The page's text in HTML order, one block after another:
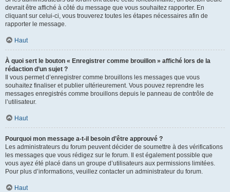
devrait être affiché à côté du message que vous souhaitez rapporter. En
cliquant sur celui-ci, vous trouverez toutes les étapes nécessaires afin de
rapporter le message.
Haut
À quoi sert le bouton « Enregistrer comme brouillon » affiché lors de la
rédaction d’un sujet ?
Il vous permet d’enregistrer comme brouillons les messages que vous
souhaitez finaliser et publier ultérieurement. Vous pouvez reprendre les
messages enregistrés comme brouillons depuis le panneau de contrôle de
l’utilisateur.
Haut
Pourquoi mon message a-t-il besoin d’être approuvé ?
Les administrateurs du forum peuvent décider de soumettre à des vérifications
les messages que vous rédigez sur le forum. Il est également possible que
vous ayez été placé dans un groupe d’utilisateurs aux permissions limitées.
Pour plus d’informations, veuillez contacter un administrateur du forum.
Haut